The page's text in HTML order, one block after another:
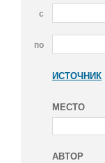
с
по
ИСТОЧНИК
МЕСТО
АВТОР